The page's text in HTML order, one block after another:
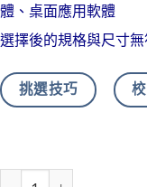
體、桌面應用軟體
選擇後的規格與尺寸
挑選技巧